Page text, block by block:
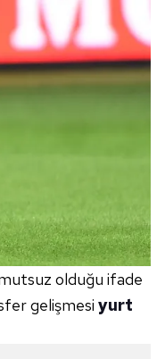
mutsuz olduğu ifade
gelişmesi yurt